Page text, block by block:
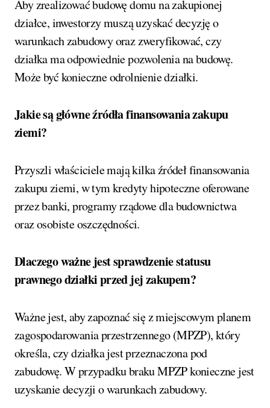
Aby zrealizować budowę domu na zakupionej
działce, inwestorzy muszą uzyskać decyzję o
warunkach zabudowy oraz zweryfikować, czy
działka ma odpowiednie pozwolenia na budowę.
Może być konieczne odrolnienie działki.
Jakie są główne źródła finansowania zakupu
ziemi?
Przyszli właściciele mają kilka źródeł finansowania
zakupu ziemi, w tym kredyty hipoteczne oferowane
przez banki, programy rządowe dla budownictwa
oraz osobiste oszczędności.
Dlaczego ważne jest sprawdzenie statusu
prawnego działki przed jej zakupem?
Ważne jest, aby zapoznać się z miejscowym planem
zagospodarowania przestrzennego (MPZP), który
określa, czy działka jest przeznaczona pod
zabudowę. W przypadku braku MPZP konieczne jest
uzyskanie decyzji o warunkach zabudowy.